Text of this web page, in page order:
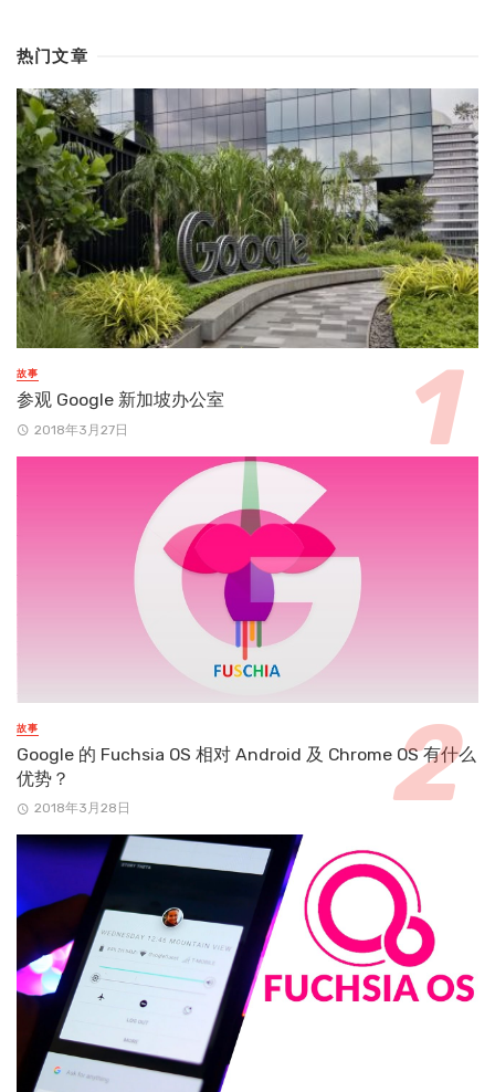
热门文章
故事
参观 Google 新加坡办公室
2018年3月27日
故事
Google 的 Fuchsia OS 相对 Android 及 Chrome OS 有什么
优势？
2018年3月28日